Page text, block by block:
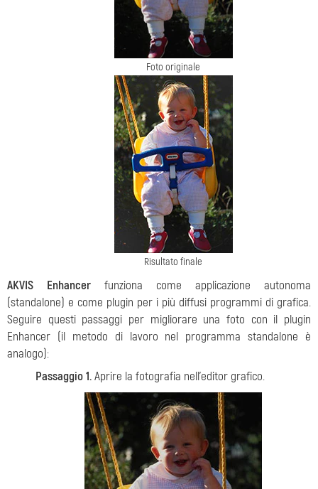
Foto originale
Risultato finale
AKVIS Enhancer funziona come applicazione autonoma
(standalone) e come plugin per i più diffusi programmi di grafica.
Seguire questi passaggi per migliorare una foto con il plugin
Enhancer (il metodo di lavoro nel programma standalone è
analogo):
Passaggio 1.Aprire la fotografia nell’editor grafico.